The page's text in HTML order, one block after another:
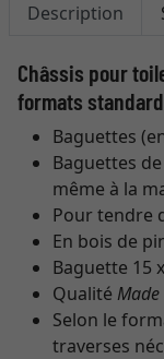
Description
Châssis pour
formats
Baguettes
Baguettes
même à la
Pour tendre
En bois de
Baguette 15
Qualité
Selon le
traverses